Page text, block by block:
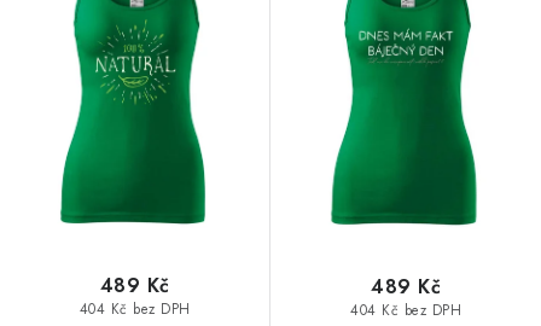
404 Kč bez DPH
489 Kč
404 Kč bez DPH
489 Kč